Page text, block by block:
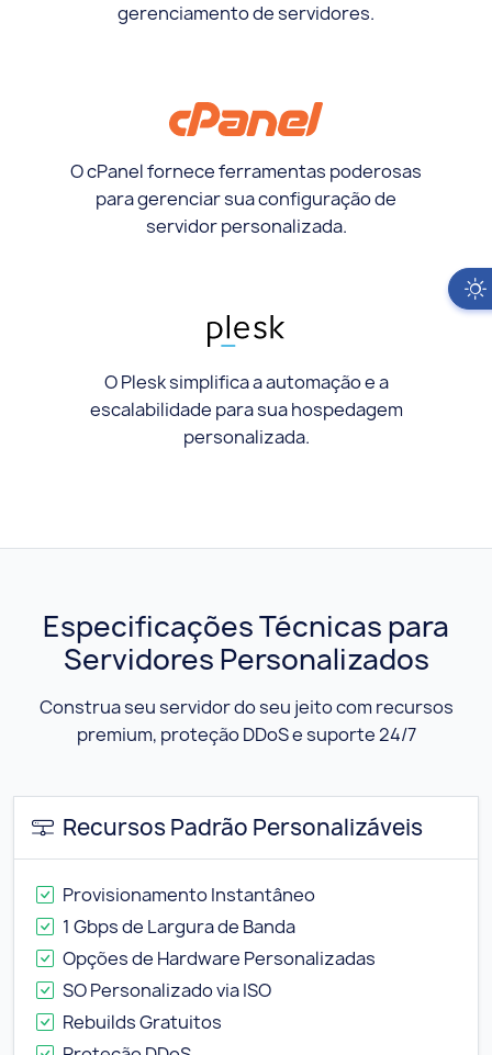
gerenciamento de servidores.
O cPanel fornece ferramentas poderosas
para gerenciar sua configuração de
servidor personalizada.
O Plesk simplifica a automação e a
escalabilidade para sua hospedagem
personalizada.
Especificações Técnicas para
Servidores Personalizados
Construa seu servidor do seu jeito com recursos
premium, proteção DDoS e suporte 24/7
Recursos Padrão Personalizáveis
Provisionamento Instantâneo
1 Gbps de Largura de Banda
Opções de Hardware Personalizadas
SO Personalizado via ISO
Rebuilds Gratuitos